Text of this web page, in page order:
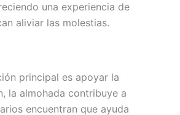
una experiencia de
aliviar las molestias.
principal es apoyar la
la almohada contribuye a
encuentran que ayuda